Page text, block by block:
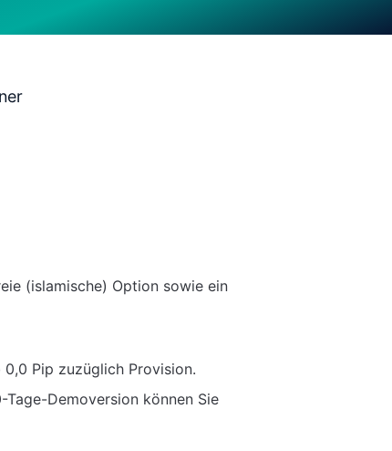
(islamische) Option sowie ein
Pip zuzüglich Provision.
Demoversion können Sie